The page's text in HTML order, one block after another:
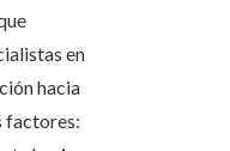
en
hacia
factores: